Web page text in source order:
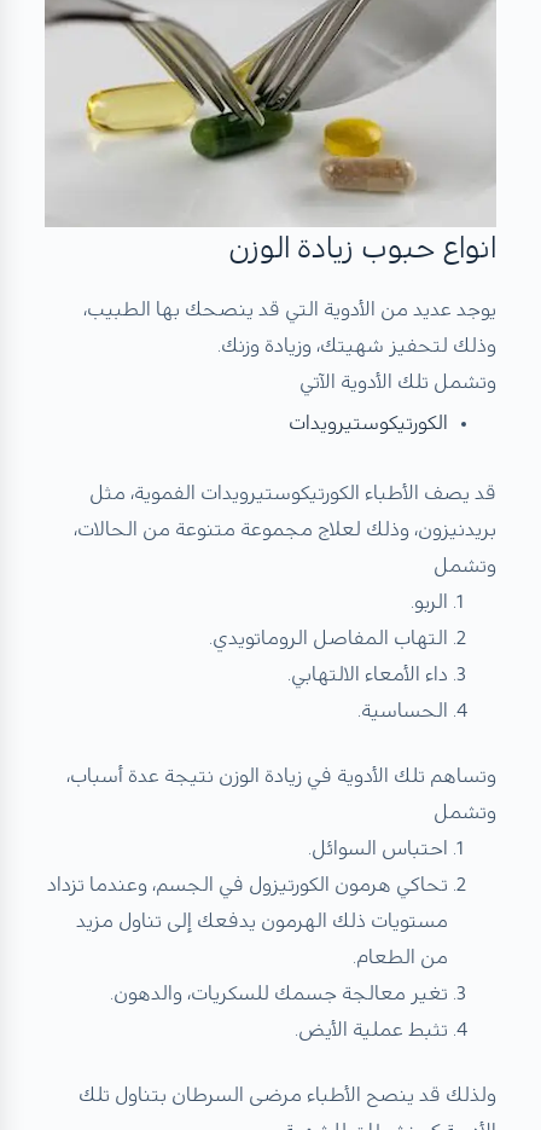
انواع حبوب زيادة الوزن
يوجد عديد من الأدوية التي قد ينصحك بها الطبيب،
وذلك لتحفيز شهيتك، وزيادة وزنك.
وتشمل تلك الأدوية الآتي
الكورتيكوستيرويدات
قد يصف الأطباء الكورتيكوستيرويدات الفموية، مثل
بريدنيزون، وذلك لعلاج مجموعة متنوعة من الحالات،
وتشمل
الربو.
التهاب المفاصل الروماتويدي.
داء الأمعاء الالتهابي.
الحساسية.
وتساهم تلك الأدوية في زيادة الوزن نتيجة عدة أسباب،
وتشمل
احتباس السوائل.
تحاكي هرمون الكورتيزول في الجسم، وعندما تزداد
مستويات ذلك الهرمون يدفعك إلى تناول مزيد
من الطعام.
تغير معالجة جسمك للسكريات، والدهون.
تثبط عملية الأيض.
ولذلك قد ينصح الأطباء مرضى السرطان بتناول تلك